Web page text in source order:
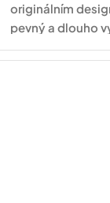
originálním
pevný a dlouho
pro každodenní